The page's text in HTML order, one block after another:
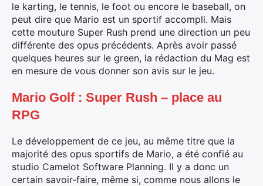
le karting, le tennis, le foot ou encore le baseball, on
peut dire que Mario est un sportif accompli. Mais
cette mouture Super Rush prend une direction un peu
différente des opus précédents. Après avoir passé
quelques heures sur le green, la rédaction du Mag est
en mesure de vous donner son avis sur le jeu.
Mario Golf : Super Rush – place au
RPG
Le développement de ce jeu, au même titre que la
majorité des opus sportifs de Mario, a été confié au
studio Camelot Software Planning. Il y a donc un
certain savoir-faire, même si, comme nous allons le